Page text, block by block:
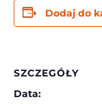
Dodaj do
SZCZEGÓŁY
Data: